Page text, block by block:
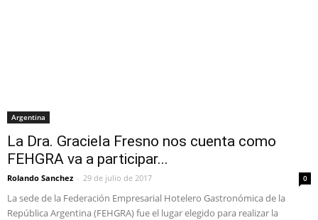
Argentina
La Dra. Graciela Fresno nos cuenta como
FEHGRA va a participar...
Rolando Sanchez - 29 de julio de 2017 0
La sede de la Federación Empresarial Hotelero Gastronómica de la
República Argentina (FEHGRA) fue el lugar elegido para realizar la